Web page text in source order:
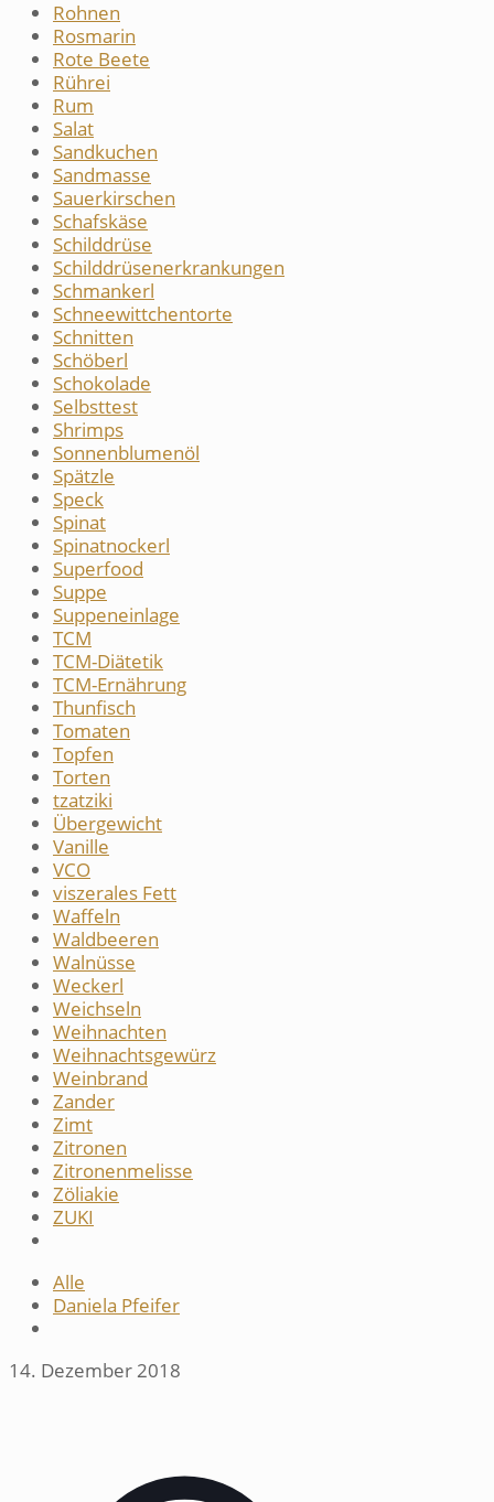
Rohnen
Rosmarin
Rote Beete
Rührei
Rum
Salat
Sandkuchen
Sandmasse
Sauerkirschen
Schafskäse
Schilddrüse
Schilddrüsenerkrankungen
Schmankerl
Schneewittchentorte
Schnitten
Schöberl
Schokolade
Selbsttest
Shrimps
Sonnenblumenöl
Spätzle
Speck
Spinat
Spinatnockerl
Superfood
Suppe
Suppeneinlage
TCM
TCM-Diätetik
TCM-Ernährung
Thunfisch
Tomaten
Topfen
Torten
tzatziki
Übergewicht
Vanille
VCO
viszerales Fett
Waffeln
Waldbeeren
Walnüsse
Weckerl
Weichseln
Weihnachten
Weihnachtsgewürz
Weinbrand
Zander
Zimt
Zitronen
Zitronenmelisse
Zöliakie
ZUKI
Alle
Daniela Pfeifer
14. Dezember 2018